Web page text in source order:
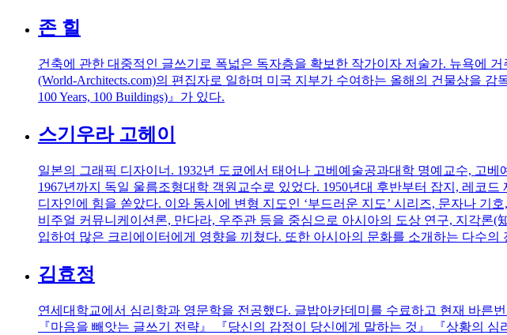
존 힐
건축에 관한 대중적인 글쓰기로 폭넓은 독자층을 확보한 작가이자 저술가. 뉴욕에
(World-Architects.com)의 편집자로 일하며 미국 지부가 수여하는 올해의 건물상을 감
100 Years, 100 Buildings)』가 있다.
스기우라 고헤이
일본의 그래픽 디자이너. 1932년 도쿄에서 태어나 고베예술공과대학 명예교수, 고
1967년까지 독일 울름조형대학 객원교수로 있었다. 1950년대 후반부터 잡지, 레코
디자인에 힘을 쏟았다. 이와 동시에 변형 지도인 ‘부드러운 지도’ 시리즈, 문자나
비주얼 커뮤니케이션론, 만다라, 우주관 등을 중심으로 아시아의 도상 연구, 지각론
입하여 많은 크리에이터에게 영향을 끼쳤다. 또한 아시아의 문화를 소개하는 다수
김효정
연세대학교에서 심리학과 영문학을 전공했다. 글밥아카데미를 수료하고 현재 바른
『마음을 빼앗는 글쓰기 전략』 『당신의 감정이 당신에게 말하는 것』 『상황의